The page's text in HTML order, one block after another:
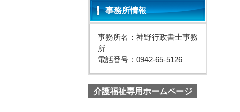
事務所情報
事務所名：神野行政書士事務
所
電話番号：0942-65-5126
介護福祉専用ホームページ